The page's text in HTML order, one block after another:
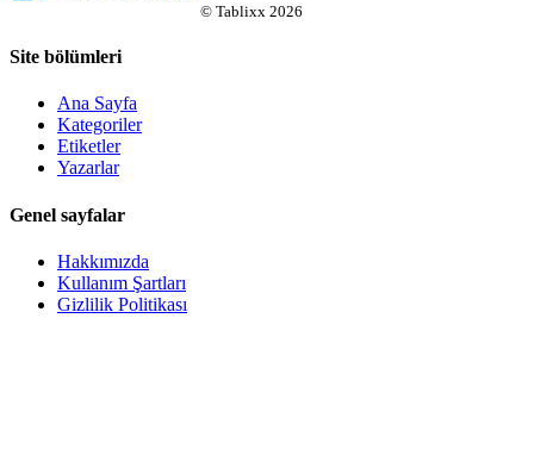
© Tablixx 2026
Site bölümleri
Ana Sayfa
Kategoriler
Etiketler
Yazarlar
Genel sayfalar
Hakkımızda
Kullanım Şartları
Gizlilik Politikası